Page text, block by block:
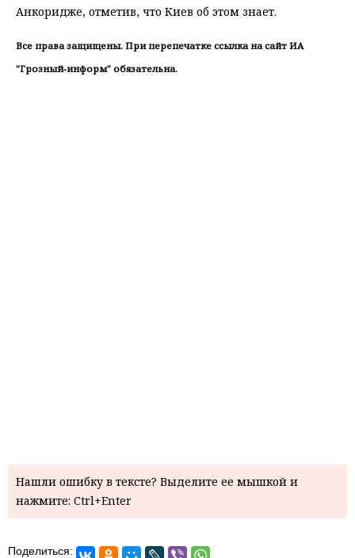
Анкоридже, отметив, что Киев об этом знает.
Все права защищены. При перепечатке ссылка на сайт ИА
"Грозный-информ" обязательна.
Нашли ошибку в тексте? Выделите ее мышкой и
нажмите: Ctrl+Enter
Поделиться: